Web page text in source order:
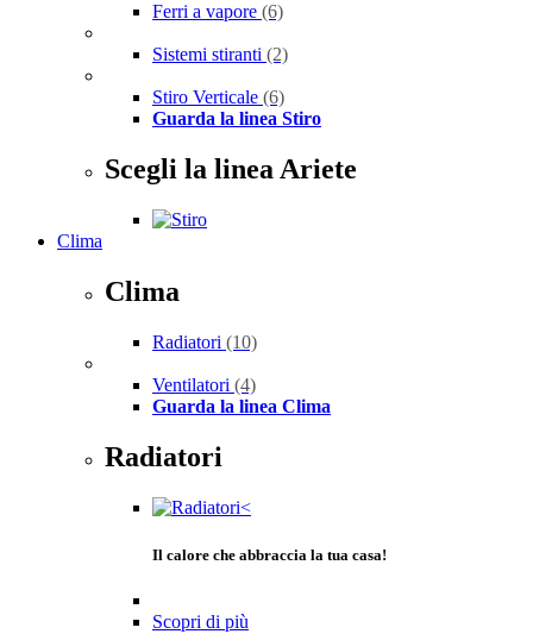
Ferri a vapore (6)
Sistemi stiranti (2)
Stiro Verticale (6)
Guarda la linea Stiro
Scegli la linea Ariete
Clima
Clima
Radiatori (10)
Ventilatori (4)
Guarda la linea Clima
Radiatori
Il calore che abbraccia la tua casa!
Scopri di più